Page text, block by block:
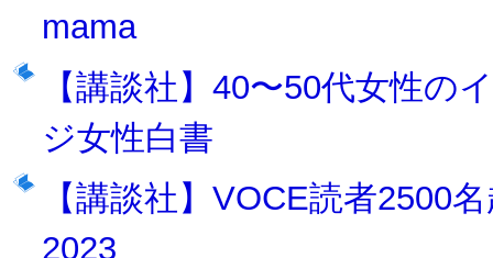
mama
【講談社】40〜50代女性の
ジ女性白書
【講談社】VOCE読者2500
2023